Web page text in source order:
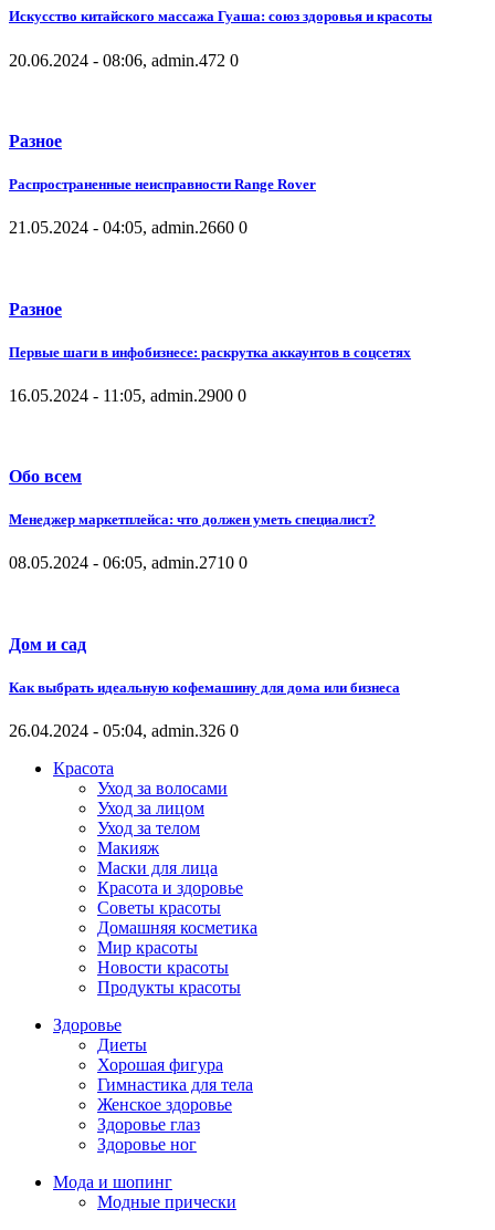
Искусство китайского массажа Гуаша: союз здоровья и красоты
20.06.2024 - 08:06, admin.472 0
Разное
Распространенные неисправности Range Rover
21.05.2024 - 04:05, admin.2660 0
Разное
Первые шаги в инфобизнесе: раскрутка аккаунтов в соцсетях
16.05.2024 - 11:05, admin.2900 0
Обо всем
Менеджер маркетплейса: что должен уметь специалист?
08.05.2024 - 06:05, admin.2710 0
Дом и сад
Как выбрать идеальную кофемашину для дома или бизнеса
26.04.2024 - 05:04, admin.326 0
Красота
Уход за волосами
Уход за лицом
Уход за телом
Макияж
Маски для лица
Красота и здоровье
Советы красоты
Домашняя косметика
Мир красоты
Новости красоты
Продукты красоты
Здоровье
Диеты
Хорошая фигура
Гимнастика для тела
Женское здоровье
Здоровье глаз
Здоровье ног
Мода и шопинг
Модные прически